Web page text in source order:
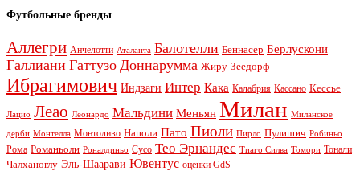
Футбольные бренды
Аллегри Анчелотти Аталанта Балотелли Беннасер Берлускони
Галлиани Гаттузо Доннарумма Жиру Зеедорф
Ибрагимович Индзаги Интер Кака Калабрия Кассано Кессье
Лацио Леао Леонардо Мальдини Меньян Милан Миланское
дерби Монтелла Монтоливо Наполи Пато Пиоли Пирло Пулишич Робиньо
Рома Романьоли Роналдиньо Сусо Тео Эрнандес Тиаго Силва Томори Тонали
Чалханоглу Эль-Шаарави Ювентус оценки GdS